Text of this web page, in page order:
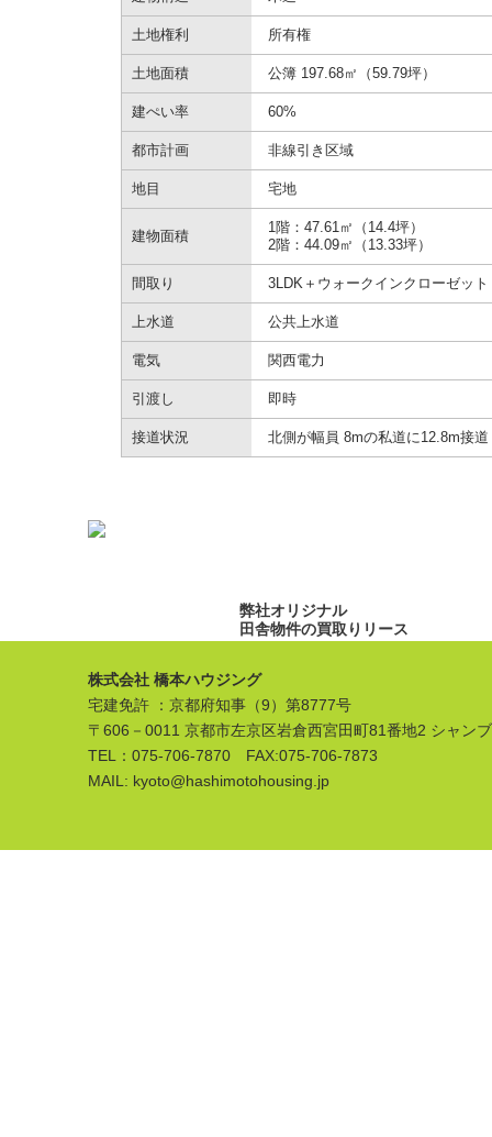
土地権利 所有権
土地面積 公簿 197.68㎡（59.79坪）
建ぺい率 60%
都市計画 非線引き区域
地目 宅地
建物面積
1階：47.61㎡（14.4坪）
2階：44.09㎡（13.33坪）
間取り 3LDK＋ウォークインクローゼット
上水道 公共上水道
電気 関西電力
引渡し 即時
接道状況 北側が幅員 8mの私道に12.8m接道
弊社オリジナル
田舎物件の買取りリース
株式会社 橋本ハウジング
宅建免許 ：京都府知事（9）第8777号
〒606－0011 京都市左京区岩倉西宮田町81番地2 シャン
TEL：075-706-7870 FAX:075-706-7873
MAIL: kyoto@hashimotohousing.jp